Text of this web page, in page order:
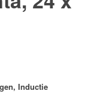
Inductie